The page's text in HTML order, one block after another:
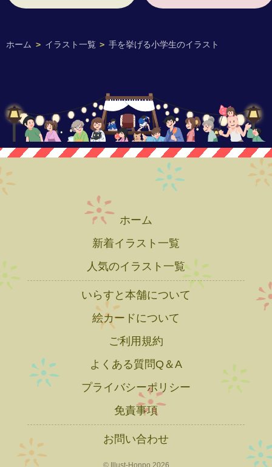
ホーム > イラスト一覧 > 手を挙げる小学生のイラスト
ホーム
新着イラスト一覧
人気のイラスト一覧
いらすと本舗について
絵カードについて
ご利用規約
よくある質問Q＆A
プライバシーポリシー
免責事項
お問い合わせ
© Illust-Honpo 2026